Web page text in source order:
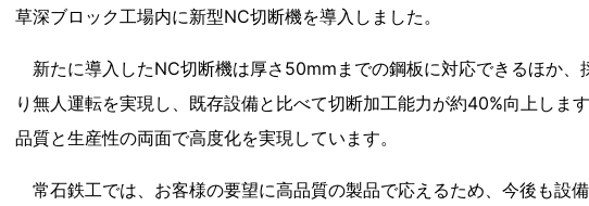
草深ブロック工場内に新型NC切断機を導入しました。
新たに導入したNC切断機は厚さ50mmまでの鋼板に対応できるほか、
り無人運転を実現し、既存設備と比べて切断加工能力が約40%向上しま
品質と生産性の両面で高度化を実現しています。
常石鉄工では、お客様の要望に高品質の製品で応えるため、今後も設